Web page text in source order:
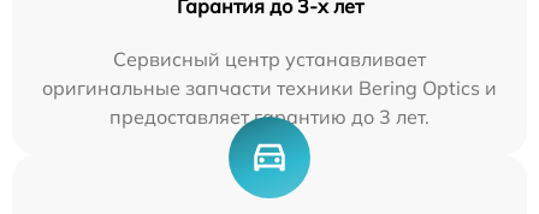
Гарантия до 3-х лет
Сервисный центр устанавливает
оригинальные запчасти техники Bering Optics и
предоставляет гарантию до 3 лет.